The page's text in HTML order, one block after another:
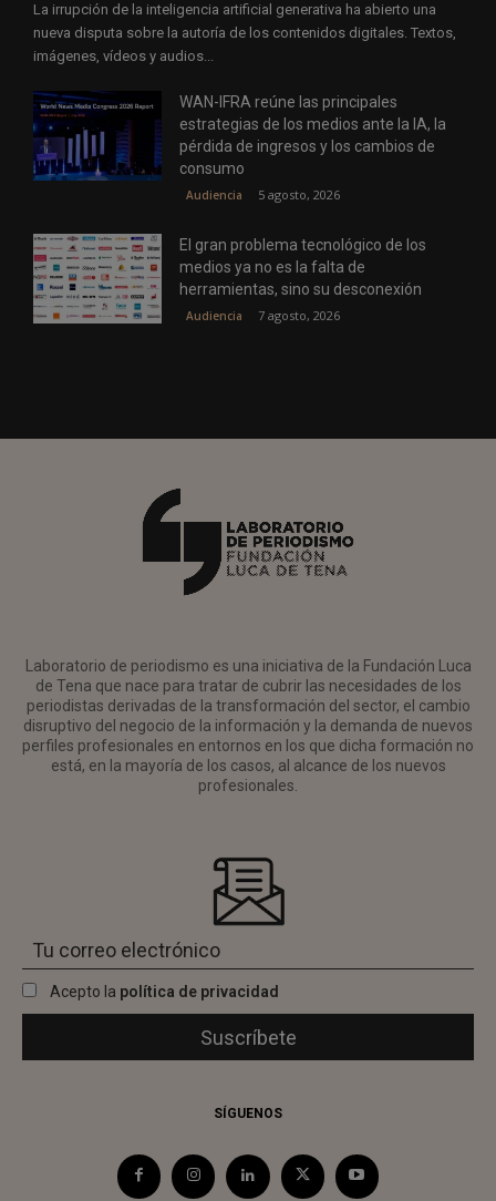
La irrupción de la inteligencia artificial generativa ha abierto una
nueva disputa sobre la autoría de los contenidos digitales. Textos,
imágenes, vídeos y audios...
WAN-IFRA reúne las principales
estrategias de los medios ante la IA, la
pérdida de ingresos y los cambios de
consumo
Audiencia 5 agosto, 2026
El gran problema tecnológico de los
medios ya no es la falta de
herramientas, sino su desconexión
Audiencia 7 agosto, 2026
Laboratorio de periodismo es una iniciativa de la Fundación Luca
de Tena que nace para tratar de cubrir las necesidades de los
periodistas derivadas de la transformación del sector, el cambio
disruptivo del negocio de la información y la demanda de nuevos
perfiles profesionales en entornos en los que dicha formación no
está, en la mayoría de los casos, al alcance de los nuevos
profesionales.
Acepto la política de privacidad
SÍGUENOS